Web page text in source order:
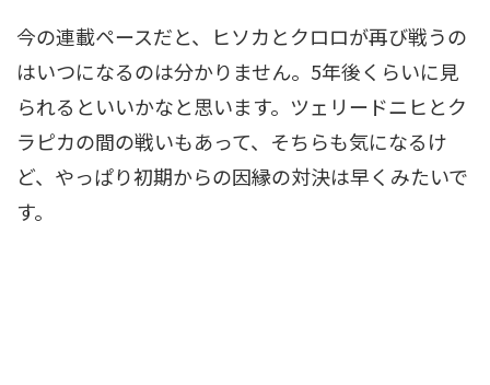
今の連載ペースだと、ヒソカとクロロが再び戦うの
はいつになるのは分かりません。5年後くらいに見
られるといいかなと思います。ツェリードニヒとク
ラピカの間の戦いもあって、そちらも気になるけ
ど、やっぱり初期からの因縁の対決は早くみたいで
す。